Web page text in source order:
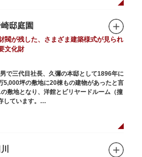
崎邸庭園
閥が残した、さまざま建築様式が見られ
文化財
で三代目社長、久彌の本邸として1896年に
5,000坪の敷地に20棟もの建物があったと言
敷地となり、洋館とビリヤードルーム（撞
ています。
ョサイア・コンドルによって設計された西